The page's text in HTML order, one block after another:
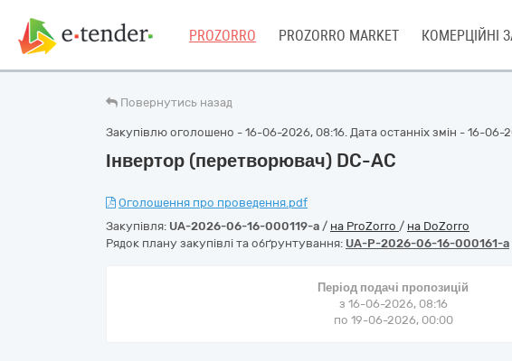
PROZORRO PROZORRO MARKET КОМЕРЦІЙНІ
Повернутись назад
Закупівлю оголошено - 16-06-2026, 08:16. Дата останніх змін - 16-06-
Інвертор (перетворювач) DC-AC
Оголошення про проведення.pdf
Закупівля: UA-2026-06-16-000119-a / на ProZorro / на DoZorro
Рядок плану закупівлі та обґрунтування: UA-P-2026-06-16-000161-a
Період подачі пропозицій
з 16-06-2026, 08:16
по 19-06-2026, 00:00